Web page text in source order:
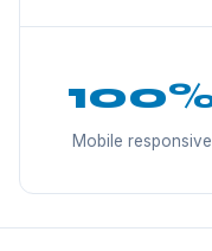
Mobile responsive